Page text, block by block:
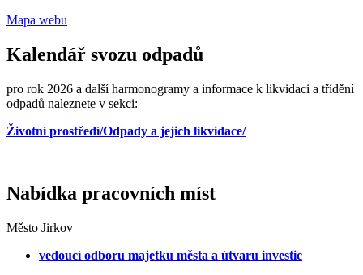
Mapa webu
Kalendář svozu odpadů
pro rok 2026 a další harmonogramy a informace k likvidaci a třídění
odpadů naleznete v sekci:
Životní prostředí/Odpady a jejich likvidace/
Nabídka pracovních míst
Město Jirkov
vedoucí odboru majetku města a útvaru investic